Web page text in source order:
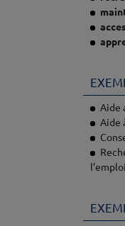
Aide
Aide